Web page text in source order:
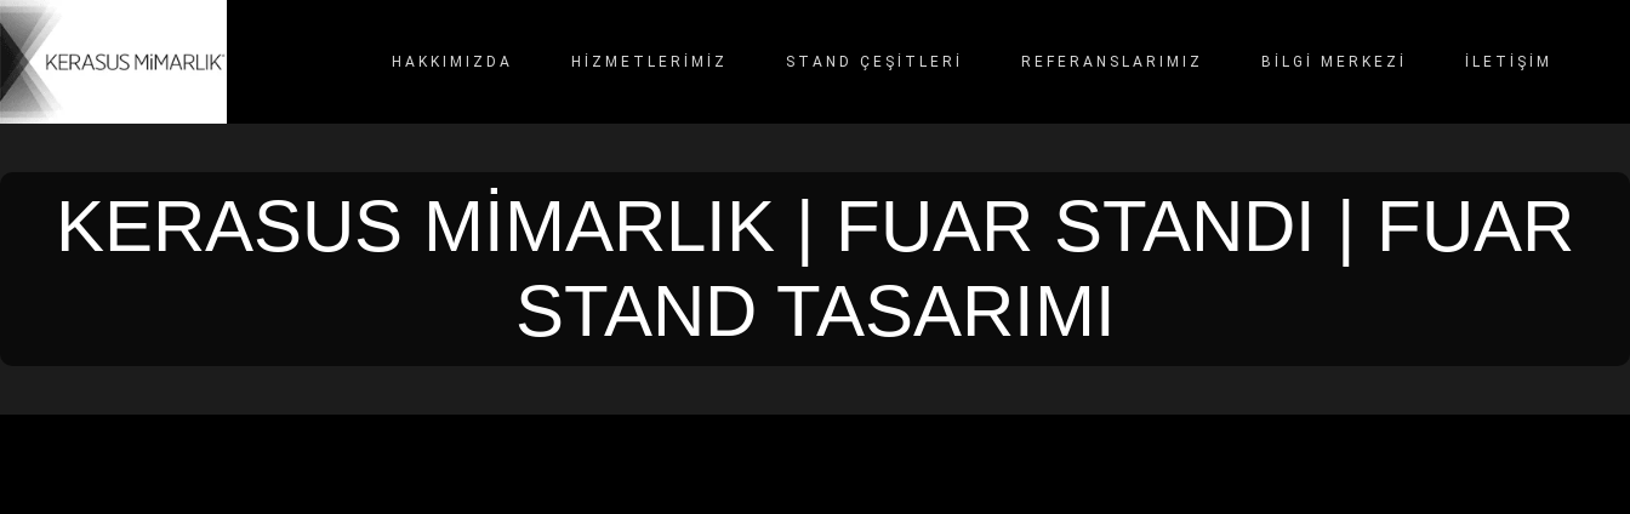
HAKKIMIZDA HİZMETLERİMİZ STAND ÇEŞITLERI REFERANSLARIMIZ BİLGİ MERKEZİ İLETIŞIM
KERASUS MIMARLIK | FUAR STANDI | FUAR
STAND TASARIMI